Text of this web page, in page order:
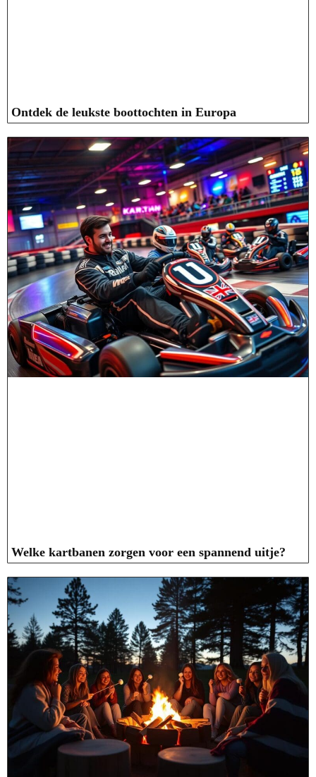
Ontdek de leukste boottochten in Europa
Welke kartbanen zorgen voor een spannend uitje?